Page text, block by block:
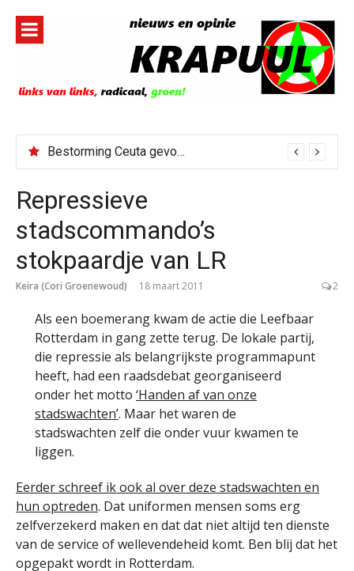
inhoud
Bestorming Ceuta gevolg van op sociale media verspreide hoax?
Repressieve
stadscommando’s
stokpaardje van LR
Keira (Cori Groenewoud) 18 maart 2011 2
Als een boemerang kwam de actie die Leefbaar
Rotterdam in gang zette terug. De lokale partij,
die repressie als belangrijkste programmapunt
heeft, had een raadsdebat georganiseerd
onder het motto ‘Handen af van onze
stadswachten’. Maar het waren de
stadswachten zelf die onder vuur kwamen te
liggen.
Eerder schreef ik ook al over deze stadswachten en
hun optreden. Dat uniformen mensen soms erg
zelfverzekerd maken en dat dat niet altijd ten dienste
van de service of wellevendeheid komt. Ben blij dat het
opgepakt wordt in Rotterdam.